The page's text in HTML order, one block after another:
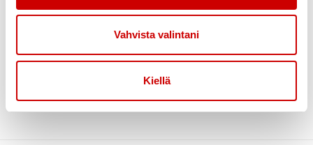
Vahvista valintani
Kiellä
LISÄTIEDOT
JÄRJESTÄJÄ
Satakunnan alueosasto Sydänlapset ja -aikuiset ry